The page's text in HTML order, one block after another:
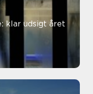
klar udsigt året